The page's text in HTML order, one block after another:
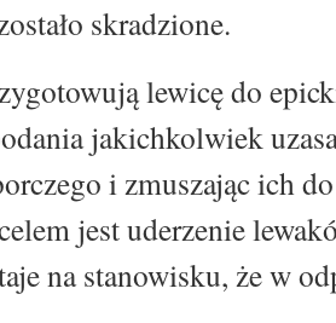
skradzione.
lewicę do
jakichkolwiek
i zmuszając ich
jest uderzenie
na stanowisku, że w